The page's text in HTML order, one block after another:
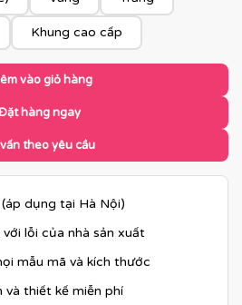
Khung cao cấp
vào giỏ hàng
hàng ngay
theo yêu cầu
dụng tại Hà Nội)
lỗi của nhà sản xuất
mẫu mã và kích thước
thiết kế miễn phí